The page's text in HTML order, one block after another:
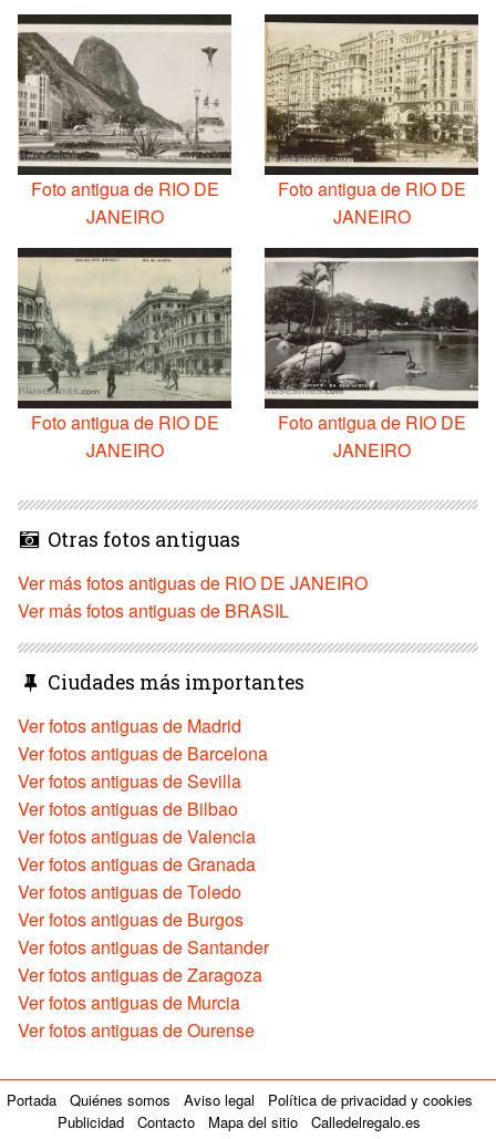
Foto antigua de RIO DE
JANEIRO
Foto antigua de RIO DE
JANEIRO
Foto antigua de RIO DE
JANEIRO
Foto antigua de RIO DE
JANEIRO
Otras fotos antiguas
Ver más fotos antiguas de RIO DE JANEIRO
Ver más fotos antiguas de BRASIL
Ciudades más importantes
Ver fotos antiguas de Madrid
Ver fotos antiguas de Barcelona
Ver fotos antiguas de Sevilla
Ver fotos antiguas de Bilbao
Ver fotos antiguas de Valencia
Ver fotos antiguas de Granada
Ver fotos antiguas de Toledo
Ver fotos antiguas de Burgos
Ver fotos antiguas de Santander
Ver fotos antiguas de Zaragoza
Ver fotos antiguas de Murcia
Ver fotos antiguas de Ourense
Portada Quiénes somos Aviso legal
Política de privacidad y cookies
Publicidad
Contacto Mapa del sitio
Calledelregalo.es